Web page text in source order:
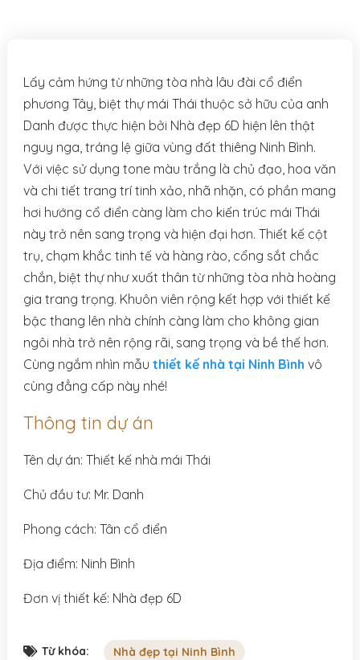
Lấy cảm hứng từ những tòa nhà lâu đài cổ điển
phương Tây, biệt thự mái Thái thuộc sở hữu của anh
Danh được thực hiện bởi Nhà đẹp 6D hiện lên thật
nguy nga, tráng lệ giữa vùng đất thiêng Ninh Bình.
Với việc sử dụng tone màu trắng là chủ đạo, hoa văn
và chi tiết trang trí tinh xảo, nhã nhặn, có phần mang
hơi hướng cổ điển càng làm cho kiến trúc mái Thái
này trở nên sang trọng và hiện đại hơn. Thiết kế cột
trụ, chạm khắc tinh tế và hàng rào, cổng sắt chắc
chắn, biệt thự như xuất thân từ những tòa nhà hoàng
gia trang trọng. Khuôn viên rộng kết hợp với thiết kế
bậc thang lên nhà chính càng làm cho không gian
ngôi nhà trở nên rộng rãi, sang trọng và bề thế hơn.
Cùng ngắm nhìn mẫu thiết kế nhà tại Ninh Bình vô
cùng đẳng cấp này nhé!
Thông tin dự án
Tên dự án: Thiết kế nhà mái Thái
Chủ đầu tư: Mr. Danh
Phong cách: Tân cổ điển
Địa điểm: Ninh Bình
Đơn vị thiết kế: Nhà đẹp 6D
Từ khóa: Nhà đẹp tại Ninh Bình